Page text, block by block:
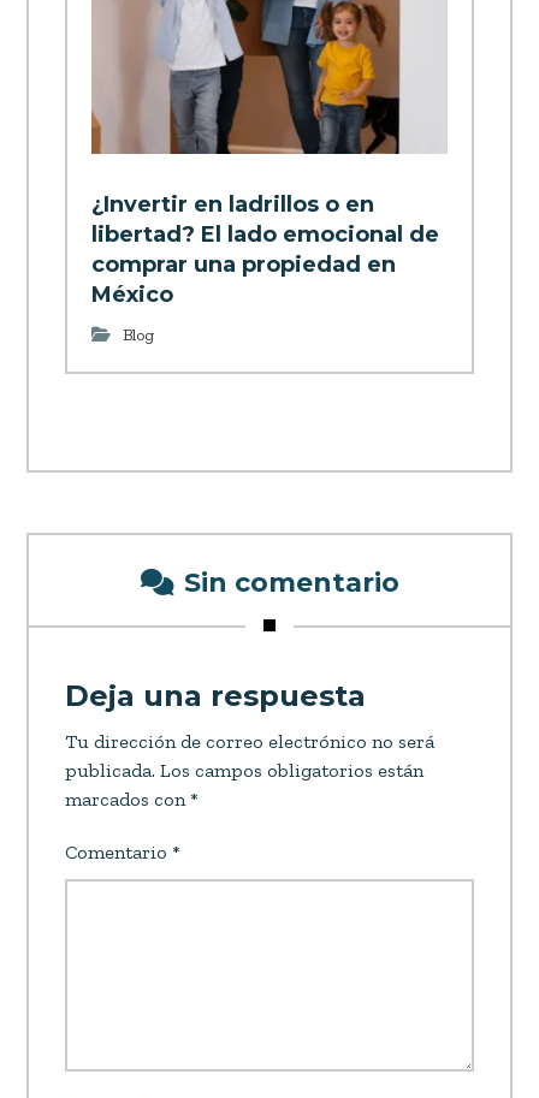
¿Invertir en ladrillos o en
libertad? El lado emocional de
comprar una propiedad en
México
Blog
Sin comentario
Deja una respuesta
Tu dirección de correo electrónico no será
publicada. Los campos obligatorios están
marcados con*
Comentario*